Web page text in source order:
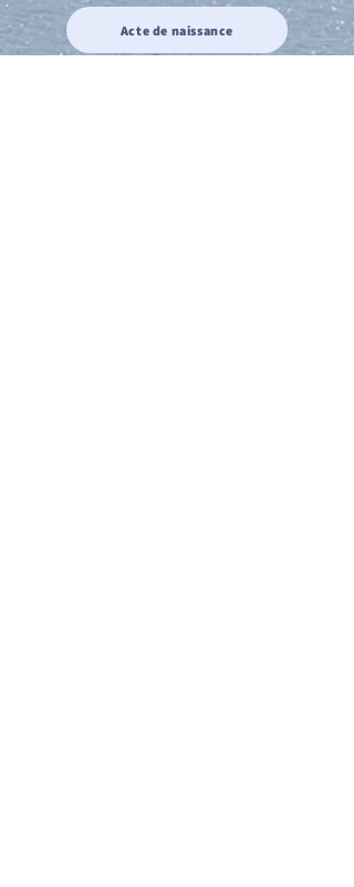
Acte de naissance